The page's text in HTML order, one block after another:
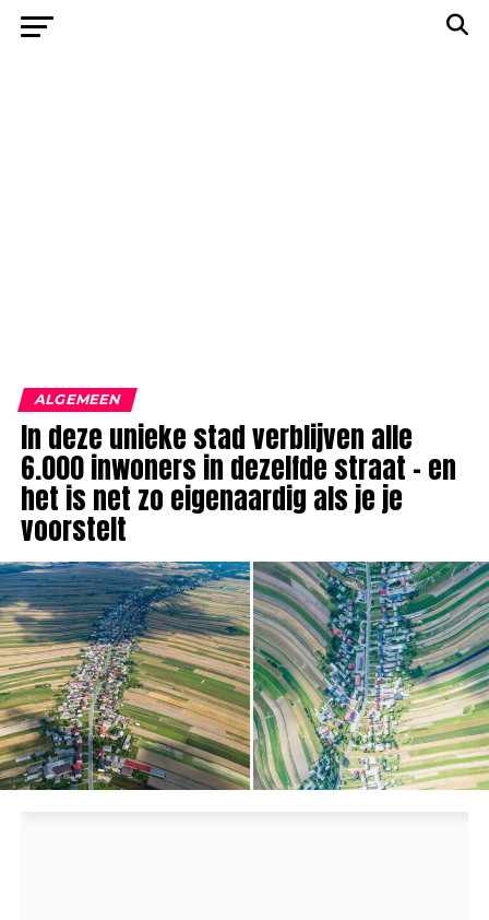
ALGEMEEN
In deze unieke stad verblijven alle
6.000 inwoners in dezelfde straat – en
het is net zo eigenaardig als je je
voorstelt